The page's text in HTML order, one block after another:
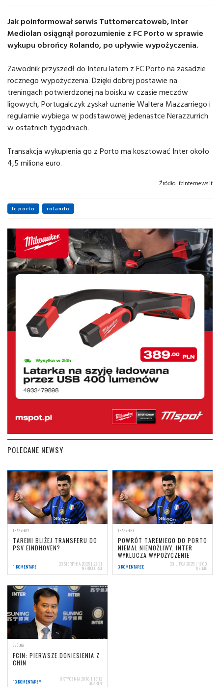
Jak poinformował serwis Tuttomercatoweb, Inter
Mediolan osiągnął porozumienie z FC Porto w sprawie
wykupu obrońcy Rolando, po upływie wypożyczenia.
Zawodnik przyszedł do Interu latem z FC Porto na zasadzie
rocznego wypożyczenia. Dzięki dobrej postawie na
treningach potwierdzonej na boisku w czasie meczów
ligowych, Portugalczyk zyskał uznanie Waltera Mazzarriego i
regularnie wybiega w podstawowej jedenastce Nerazzurrich
w ostatnich tygodniach.
Transakcja wykupienia go z Porto ma kosztować Inter około
4,5 miliona euro.
Źródło: fcinternews.it
fc porto rolando
POLECANE NEWSY
TRANSFERY
TAREMI BLIŻEJ TRANSFERU DO
PSV EINDHOVEN?
1 KOMENTARZ 23 SIERPNIA 2025 | 22:31
NERIOCORSI
TRANSFERY
POWRÓT TAREMIEGO DO PORTO
NIEMAL NIEMOŻLIWY. INTER
WYKLUCZA WYPOŻYCZENIE
3 KOMENTARZE 20 LIPCA 2025 | 17:00
KEJMO
OGÓLNA
FCIN: PIERWSZE DONIESIENIA Z
CHIN
13 KOMENTARZY 8 STYCZNIA 2018 | 13:12
GUARIN